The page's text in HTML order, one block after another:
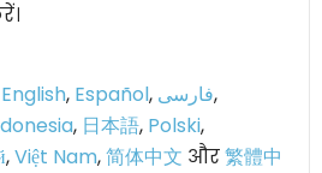
English, Español, فارسی,
, 日本語, Polski,
,Việt Nam,简体中文 और繁體中